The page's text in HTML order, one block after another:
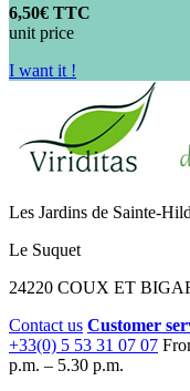
6,50€ TTC
unit price
I want it !
Les Jardins de Sainte-
Le Suquet
24220 COUX ET
Contact us Customer
+33(0) 5 53 31 07 07
p.m. – 5.30 p.m.